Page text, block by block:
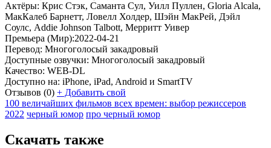
Актёры: Крис Стэк, Саманта Сул, Уилл Пуллен, Gloria Alcala,
МакКалеб Барнетт, Ловелл Холдер, Шэйн МакРей, Дэйл
Соулс, Addie Johnson Talbott, Мерритт Уивер
Премьера (Мир):2022-04-21
Перевод: Многоголосый закадровый
Доступные озвучки: Многоголосый закадровый
Качество: WEB-DL
Доступно на: iPhone, iPad, Android и SmartTV
Отзывов (0) + Добавить свой
100 величайших фильмов всех времен: выбор режиссеров
2022 черный юмор про черный юмор
Скачать также